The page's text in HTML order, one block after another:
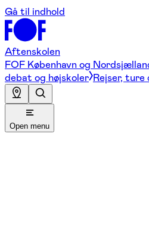
Gå til indhold
Aftenskolen
FOF København og
debat og højskoler Rejser, ture
Open menu